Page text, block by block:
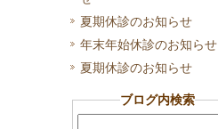
夏期休診のお知らせ
年末年始休診のお知らせ
夏期休診のお知らせ
ブログ内検索